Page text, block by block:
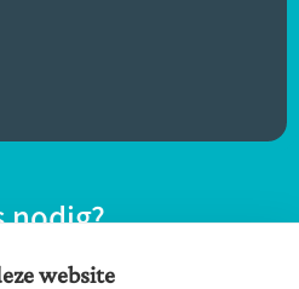
nodig?
notaris bij jou in de
website